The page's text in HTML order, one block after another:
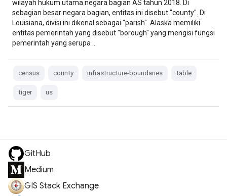
wilayah hukum utama negara bagian AS tahun 2018. Di
sebagian besar negara bagian, entitas ini disebut "county". Di
Louisiana, divisi ini dikenal sebagai "parish". Alaska memiliki
entitas pemerintah yang disebut "borough" yang mengisi fungsi
pemerintah yang serupa …
census county infrastructure-boundaries table
tiger us
GitHub
Medium
GIS Stack Exchange